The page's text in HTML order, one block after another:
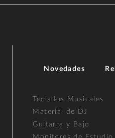
Novedades
Teclados Musicales
Material de DJ
Guitarra y Bajo